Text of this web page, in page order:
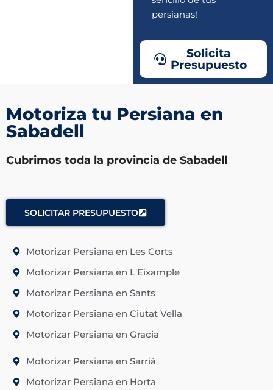
persianas!
Solicita
Presupuesto
Motoriza tu Persiana en
Sabadell
Cubrimos toda la provincia de Sabadell
SOLICITAR PRESUPUESTO
Motorizar Persiana en Les Corts
Motorizar Persiana en L'Eixample
Motorizar Persiana en Sants
Motorizar Persiana en Ciutat Vella
Motorizar Persiana en Gracia
Motorizar Persiana en Sarrià
Motorizar Persiana en Horta